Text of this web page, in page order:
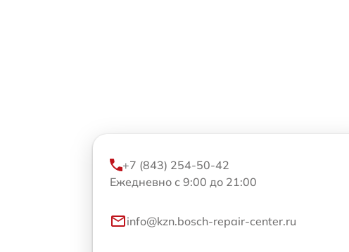
+7 (843) 254-50-42
Ежедневно с 9:00 до 21:00
info@kzn.bosch-repair-center.ru